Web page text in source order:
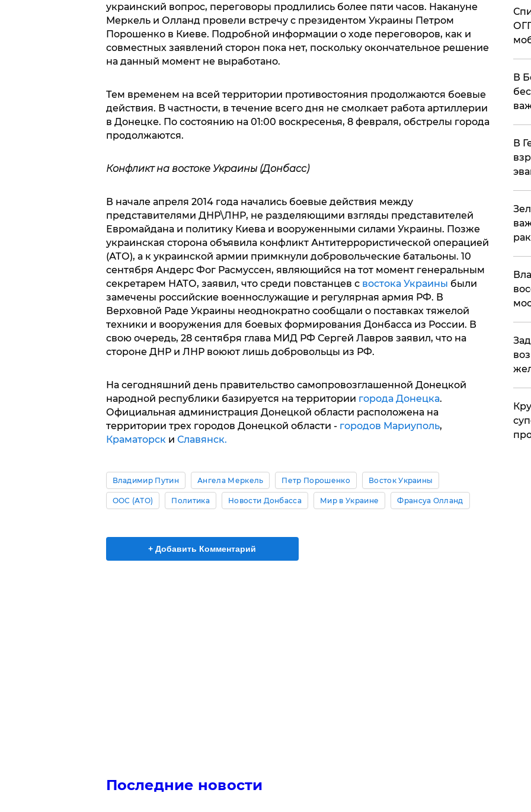
украинский вопрос, переговоры продлились более пяти часов. Накануне
Меркель и Олланд провели встречу с президентом Украины Петром
Порошенко в Киеве. Подробной информации о ходе переговоров, как и
совместных заявлений сторон пока нет, поскольку окончательное решение
на данный момент не выработано.
Тем временем на всей территории противостояния продолжаются боевые
действия. В частности, в течение всего дня не смолкает работа артиллерии
в Донецке. По состоянию на 01:00 воскресенья, 8 февраля, обстрелы города
продолжаются.
Конфликт на востоке Украины (Донбасс)
В начале апреля 2014 года начались боевые действия между
представителями ДНР\ЛНР, не разделяющими взгляды представителей
Евромайдана и политику Киева и вооруженными силами Украины. Позже
украинская сторона объявила конфликт Антитеррористической операцией
(АТО), а к украинской армии примкнули добровольческие батальоны. 10
сентября Андерс Фог Расмуссен, являющийся на тот момент генеральным
секретарем НАТО, заявил, что среди повстанцев с востока Украины были
замечены российские военнослужащие и регулярная армия РФ. В
Верховной Раде Украины неоднократно сообщали о поставках тяжелой
техники и вооружения для боевых формирования Донбасса из России. В
свою очередь, 28 сентября глава МИД РФ Сергей Лавров заявил, что на
стороне ДНР и ЛНР воюют лишь добровольцы из РФ.
На сегодняшний день правительство самопровозглашенной Донецкой
народной республики базируется на территории города Донецка.
Официальная администрация Донецкой области расположена на
территории трех городов Донецкой области - городов Мариуполь,
Краматорск и Славянск.
Владимир Путин Ангела Меркель Петр Порошенко Восток Украины
ООС (АТО) Политика Новости Донбасса Мир в Украине Франсуа Олланд
+ Добавить Комментарий
Последние новости
В
В